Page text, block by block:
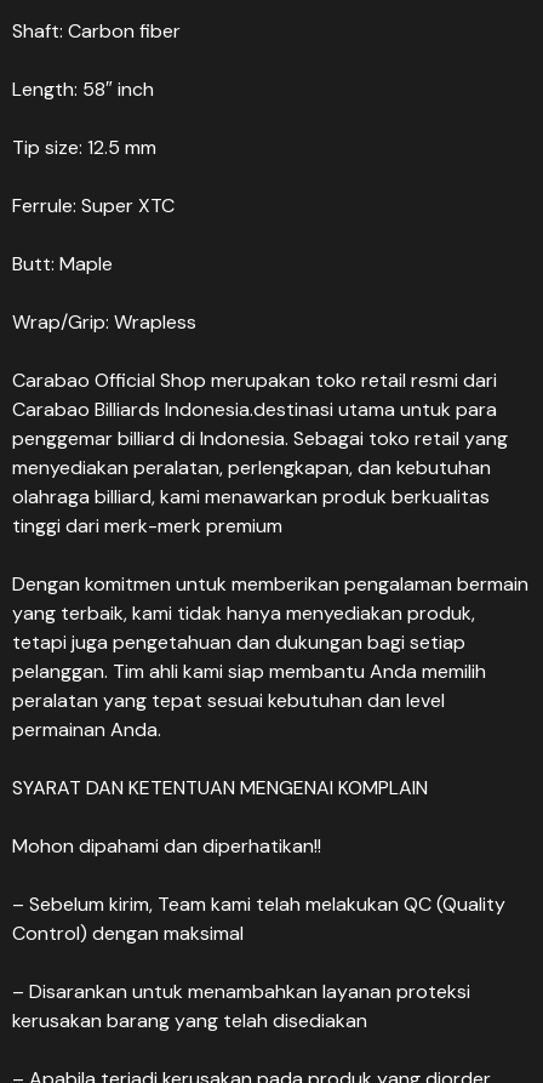
Shaft: Carbon fiber
Length: 58″ inch
Tip size: 12.5 mm
Ferrule: Super XTC
Butt: Maple
Wrap/Grip: Wrapless
Carabao Official Shop merupakan toko retail resmi dari
Carabao Billiards Indonesia.destinasi utama untuk para
penggemar billiard di Indonesia. Sebagai toko retail yang
menyediakan peralatan, perlengkapan, dan kebutuhan
olahraga billiard, kami menawarkan produk berkualitas
tinggi dari merk-merk premium
Dengan komitmen untuk memberikan pengalaman bermain
yang terbaik, kami tidak hanya menyediakan produk,
tetapi juga pengetahuan dan dukungan bagi setiap
pelanggan. Tim ahli kami siap membantu Anda memilih
peralatan yang tepat sesuai kebutuhan dan level
permainan Anda.
SYARAT DAN KETENTUAN MENGENAI KOMPLAIN
Mohon dipahami dan diperhatikan!!
– Sebelum kirim, Team kami telah melakukan QC (Quality
Control) dengan maksimal
– Disarankan untuk menambahkan layanan proteksi
kerusakan barang yang telah disediakan